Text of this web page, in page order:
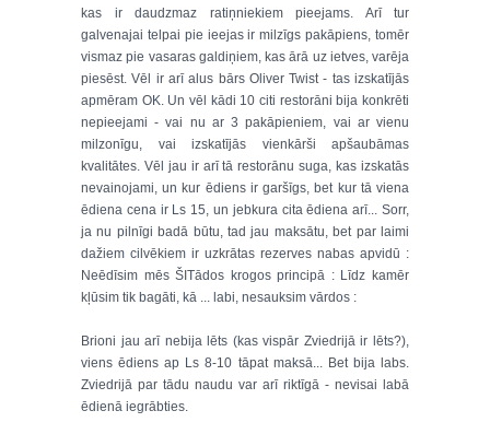
kas ir daudzmaz ratiņniekiem pieejams. Arī tur
galvenajai telpai pie ieejas ir milzīgs pakāpiens, tomēr
vismaz pie vasaras galdiņiem, kas ārā uz ietves, varēja
piesēst. Vēl ir arī alus bārs Oliver Twist - tas izskatījās
apmēram OK. Un vēl kādi 10 citi restorāni bija konkrēti
nepieejami - vai nu ar 3 pakāpieniem, vai ar vienu
milzonīgu, vai izskatījās vienkārši apšaubāmas
kvalitātes. Vēl jau ir arī tā restorānu suga, kas izskatās
nevainojami, un kur ēdiens ir garšīgs, bet kur tā viena
ēdiena cena ir Ls 15, un jebkura cita ēdiena arī... Sorr,
ja nu pilnīgi badā būtu, tad jau maksātu, bet par laimi
dažiem cilvēkiem ir uzkrātas rezerves nabas apvidū :
Neēdīsim mēs ŠITādos krogos principā : Līdz kamēr
kļūsim tik bagāti, kā ... labi, nesauksim vārdos :
Brioni jau arī nebija lēts (kas vispār Zviedrijā ir lēts?),
viens ēdiens ap Ls 8-10 tāpat maksā... Bet bija labs.
Zviedrijā par tādu naudu var arī riktīgā - nevisai labā
ēdienā iegrābties.